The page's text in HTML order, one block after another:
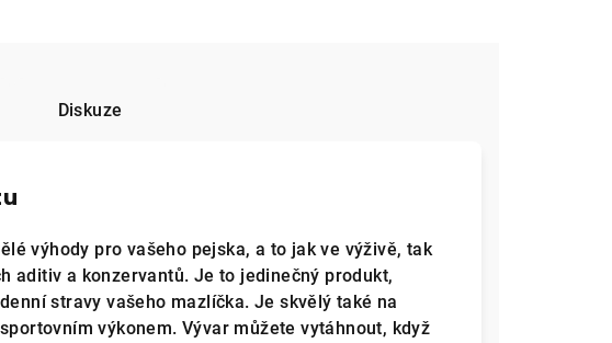
Diskuze
výhody pro vašeho pejska, a to jak ve výživě, tak
aditiv a konzervantů. Je to jedinečný produkt,
stravy vašeho mazlíčka. Je skvělý také na
výkonem. Vývar můžete vytáhnout, když